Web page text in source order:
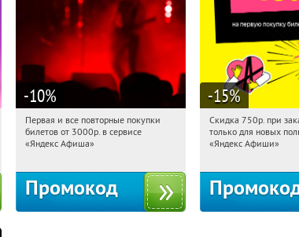
-10%
05:08:11 Получили:
Россия
Первая и все повторные покупки
билетов от 3000р. в сервисе
«Яндекс Афиша»
Промокод
-15%
05:08:11
Россия
Скидка 750р. при
только для новых
«Яндекс Афиши»